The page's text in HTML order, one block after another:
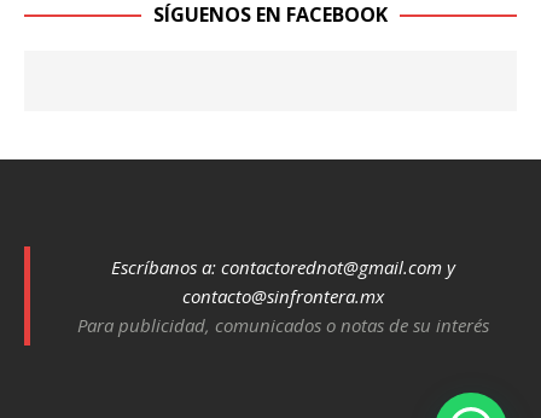
SÍGUENOS EN FACEBOOK
Escríbanos a: contactorednot@gmail.comy
contacto@sinfrontera.mx
Para publicidad, comunicados o notas de su interés